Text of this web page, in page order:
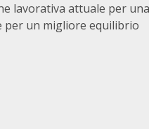
lavorativa attuale per una
per un migliore equilibrio